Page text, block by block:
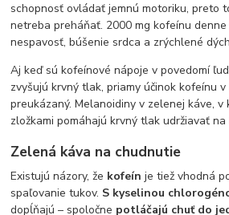
schopnosť ovládať jemnú motoriku, preto
netreba preháňať. 2000 mg kofeínu
nespavosť, búšenie srdca a zrýchlené
Aj keď sú kofeínové nápoje v povedomí
zvyšujú krvný tlak, priamy účinok kofeínu
preukázaný. Melanoidiny v zelenej káve, v
zložkami pomáhajú krvný tlak udržiavať
Zelená káva na chudnutie
Existujú názory, že kofeín je tiež vhodná
spaľovanie tukov. S kyselinou
dopĺňajú – spoločne potláčajú chuť do